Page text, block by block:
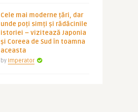
Cele mai moderne țări, dar
unde poți simți și rădăcinile
istoriei – vizitează Japonia
și Coreea de Sud în toamna
aceasta
by Imperator